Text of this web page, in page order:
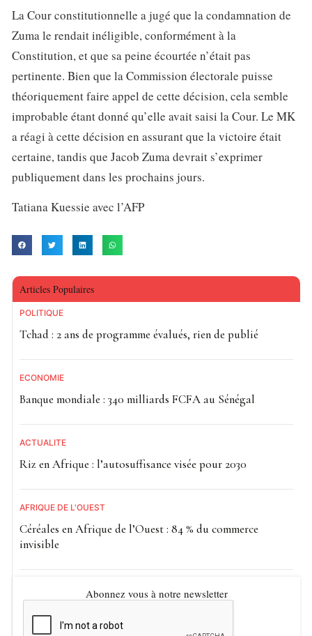
La Cour constitutionnelle a jugé que la condamnation de
Zuma le rendait inéligible, conformément à la
Constitution, et que sa peine écourtée n’était pas
pertinente. Bien que la Commission électorale puisse
théoriquement faire appel de cette décision, cela semble
improbable étant donné qu’elle avait saisi la Cour. Le MK
a réagi à cette décision en assurant que la victoire était
certaine, tandis que Jacob Zuma devrait s’exprimer
publiquement dans les prochains jours.
Tatiana Kuessie avec l’AFP
Articles Populaires
POLITIQUE
Tchad : 2 ans de programme évalués, rien de publié
ECONOMIE
Banque mondiale : 340 milliards FCFA au Sénégal
ACTUALITE
Riz en Afrique : l’autosuffisance visée pour 2030
AFRIQUE DE L'OUEST
Céréales en Afrique de l’Ouest : 84 % du commerce
invisible
Abonnez vous à notre newsletter